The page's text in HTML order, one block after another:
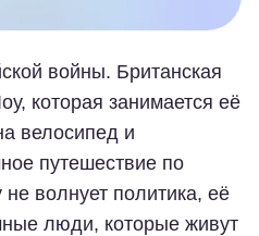
войны. Британская
которая занимается её
велосипед и
путешествие по
волнует политика, её
люди, которые живут